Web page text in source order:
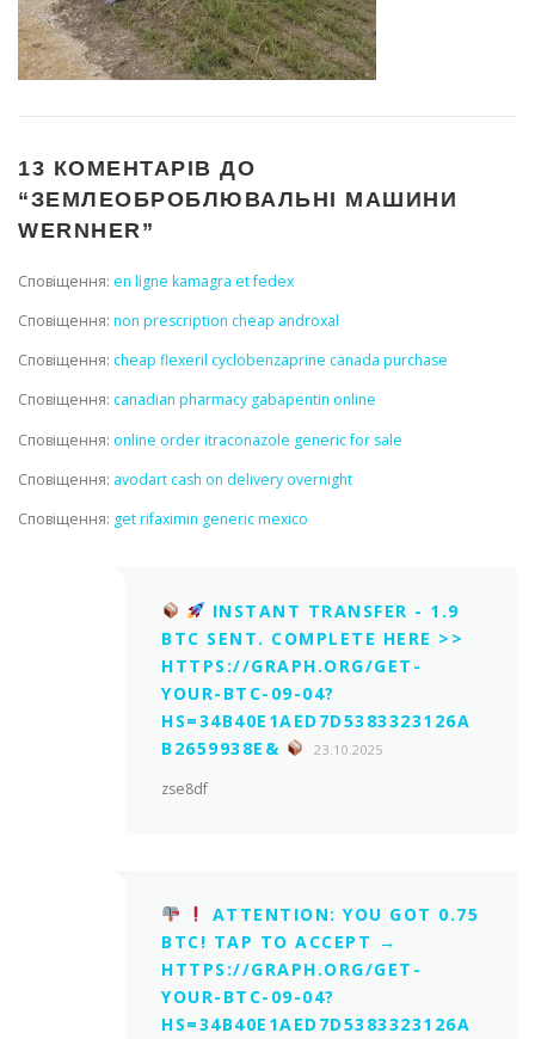
13 КОМЕНТАРІВ ДО
“ЗЕМЛЕОБРОБЛЮВАЛЬНІ МАШИНИ
WERNHER”
Сповіщення: en ligne kamagra et fedex
Сповіщення: non prescription cheap androxal
Сповіщення: cheap flexeril cyclobenzaprine canada purchase
Сповіщення: canadian pharmacy gabapentin online
Сповіщення: online order itraconazole generic for sale
Сповіщення: avodart cash on delivery overnight
Сповіщення: get rifaximin generic mexico
INSTANT TRANSFER - 1.9
BTC SENT. COMPLETE HERE >>
HTTPS://GRAPH.ORG/GET-
YOUR-BTC-09-04?
HS=34B40E1AED7D5383323126A
B2659938E&
23.10.2025
zse8df
ATTENTION: YOU GOT 0.75
BTC! TAP TO ACCEPT →
HTTPS://GRAPH.ORG/GET-
YOUR-BTC-09-04?
HS=34B40E1AED7D5383323126A